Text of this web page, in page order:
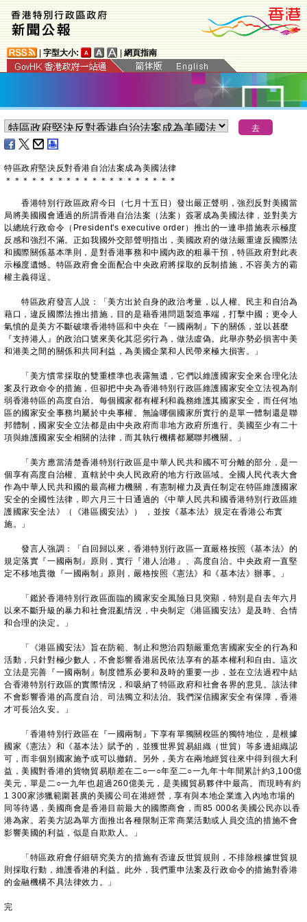
字型大小: 網頁指南
特區政府堅決反對香港自治法案成為美國法律
＊ ＊ ＊ ＊ ＊ ＊ ＊ ＊ ＊ ＊ ＊ ＊ ＊ ＊ ＊ ＊ ＊ ＊ ＊ ＊
香港特別行政區政府今日（七月十五日）發出嚴正聲明，強烈反對美國當
局將美國國會通過的所謂香港自治法案（法案）簽署成為美國法律，並對美方
以總統行政命令（President's executive order）推出的一連串措施表示極度
反感和強烈不滿。正如我國外交部聲明指出，美國政府的做法嚴重違反國際法
和國際關係基本準則，是對香港事務和中國內政的粗暴干預，特區政府對此表
示極度遺憾。特區政府會全面配合中央政府將採取的反制措施，不容美方的霸
權主義得逞。
特區政府發言人說：「美方出於自身的政治考量，以人權、民主和自治為
藉口，違反國際法推出措施，目的是藉香港問題製造事端，打擊中國；更令人
氣憤的是美方不斷破壞香港特區和中央在『一國兩制』下的關係，並以甚麼
『支持港人』的政治口號來美化其惡劣行為，做法虛偽。此舉亦勢必損害中美
和港美之間的關係和共同利益，為美國企業和人民帶來極大損害。」
「美方慣常採取的雙重標準也表露無遺，它們以維護國家安全來合理化法
案及行政命令的措施，但卻把中央為香港特別行政區維護國家安全立法視為削
弱香港特區的高度自治。每個國家都有權利和義務維護其國家安全，而任何地
區的國家安全事務均屬於中央事權。無論哪個國家所實行的是單一體制還是聯
邦體制，國家安全立法都是由中央政府而非地方政府所進行。美國至少有二十
項與維護國家安全相關的法律，而其執行機構都屬聯邦機關。」
「美方應當清楚香港特別行政區是中華人民共和國不可分離的部分，是一
個享有高度自治權、直轄於中央人民政府的地方行政區域。全國人民代表大會
作為中華人民共和國的最高權力機關，有憲制權力及責任制定在特區維護國家
安全的全國性法律，即六月三十日通過的《中華人民共和國香港特別行政區維
護國家安全法》（《港區國安法》） ，並按《基本法》規定在香港公布實
施。」
發言人強調：「自回歸以來，香港特別行政區一直嚴格按照《基本法》的
規定落實『一國兩制』原則，實行『港人治港』、高度自治。中央政府一直堅
定不移地貫徹『一國兩制』原則，嚴格按照《憲法》和《基本法》辦事。」
「鑑於香港特別行政區面臨的國家安全風險日見突顯，特別是自去年六月
以來不斷升級的暴力和社會混亂情況，中央制定《港區國安法》是及時、合情
和合理的決定。」
「《港區國安法》旨在防範、制止和懲治四類嚴重危害國家安全的行為和
活動，只針對極少數人，不會影響香港居民依法享有的基本權利和自由。這次
立法是完善『一國兩制』制度體系必要和及時的重要一步，並在立法過程中結
合香港特別行政區的實際情況，和吸納了特區政府和社會各界的意見。該法律
不會影響香港的高度自治、司法獨立和法治。我們深信國家安全有保障，香港
才可長治久安。」
「香港特別行政區在『一國兩制』下享有單獨關稅區的獨特地位，是根據
國家《憲法》和《基本法》賦予的，並獲世界貿易組織（世貿）等多邊組織認
可，而非個別國家施予或可以撤銷。另外，美方在兩地經貿往來中得到很大利
益，美國對香港的貨物貿易順差在二○一○年至二○一九年十年間累計約3,100億
美元，單是二○一九年也超過260億美元，是美國貿易夥伴中最高。而現時有約
1 300家涉獵範圍甚廣的美國公司在港經營，享有與本地企業進入內地市場的
同等待遇，美國商會是香港目前最大的國際商會，而85 000名美國公民亦以香
港為家。若美方認為單方面推出各種限制正常商業活動或人員交流的措施不會
影響美國的利益，似是自欺欺人。」
「特區政府會仔細研究美方的措施有否違反世貿規則，不排除根據世貿規
則採取行動，維護香港的利益。此外，我們重申法案及行政命令的措施對香港
的金融機構不具法律效力。」
完